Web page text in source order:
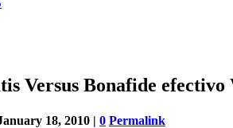
Versus Bonafide efectivo
18, 2010 | 0 Permalink